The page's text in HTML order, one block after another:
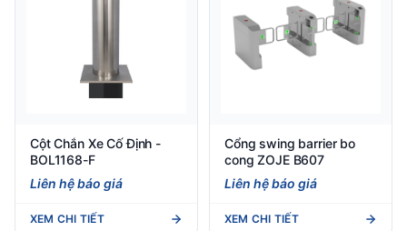
Cột Chắn Xe Cố Định -
BOL1168-F
Liên hệ báo giá
XEM CHI TIẾT
Cổng swing barrier bo
cong ZOJE B607
Liên hệ báo giá
XEM CHI TIẾT